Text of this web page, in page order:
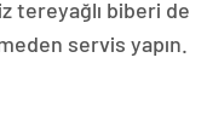
tereyağlı biberi de
servis yapın.